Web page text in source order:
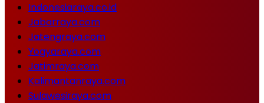
Indonesiaraya.co.id
Jabarraya.com
Jatengraya.com
Yogyaraya.com
Jatimraya.com
Kalimantanraya.com
Sulawesiraya.com